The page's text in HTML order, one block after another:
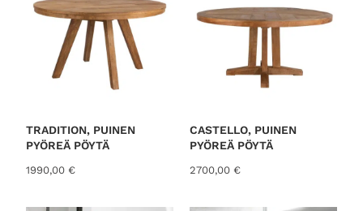
TRADITION, PUINEN
PYÖREÄ PÖYTÄ
1990,00 €
CASTELLO, PUINEN
PYÖREÄ PÖYTÄ
2700,00 €